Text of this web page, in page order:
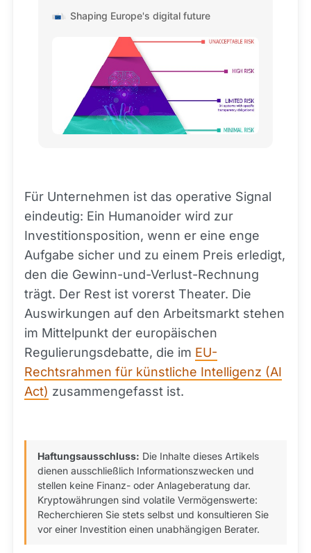
Europa als globalen Vorreiter.
Shaping Europe's digital future
Für Unternehmen ist das operative Signal
eindeutig: Ein Humanoider wird zur
Investitionsposition, wenn er eine enge
Aufgabe sicher und zu einem Preis erledigt,
den die Gewinn-und-Verlust-Rechnung
trägt. Der Rest ist vorerst Theater. Die
Auswirkungen auf den Arbeitsmarkt stehen
im Mittelpunkt der europäischen
Regulierungsdebatte, die im EU-
Rechtsrahmen für künstliche Intelligenz (AI
Act) zusammengefasst ist.
Haftungsausschluss: Die Inhalte dieses Artikels
dienen ausschließlich Informationszwecken und
stellen keine Finanz- oder Anlageberatung dar.
Kryptowährungen sind volatile Vermögenswerte:
Recherchieren Sie stets selbst und konsultieren Sie
vor einer Investition einen unabhängigen Berater.